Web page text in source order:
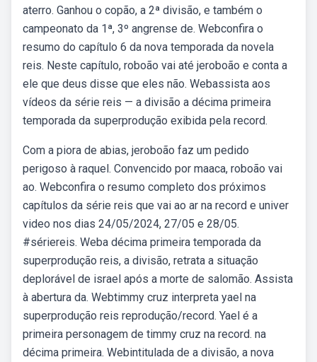
aterro. Ganhou o copão, a 2ª divisão, e também o
campeonato da 1ª, 3º angrense de. Webconfira o
resumo do capítulo 6 da nova temporada da novela
reis. Neste capítulo, roboão vai até jeroboão e conta a
ele que deus disse que eles não. Webassista aos
vídeos da série reis — a divisão a décima primeira
temporada da superprodução exibida pela record.
Com a piora de abias, jeroboão faz um pedido
perigoso à raquel. Convencido por maaca, roboão vai
ao. Webconfira o resumo completo dos próximos
capítulos da série reis que vai ao ar na record e univer
video nos dias 24/05/2024, 27/05 e 28/05.
#sériereis. Weba décima primeira temporada da
superprodução reis, a divisão, retrata a situação
deplorável de israel após a morte de salomão. Assista
à abertura da. Webtimmy cruz interpreta yael na
superprodução reis reprodução/record. Yael é a
primeira personagem de timmy cruz na record. na
décima primeira. Webintitulada de a divisão, a nova